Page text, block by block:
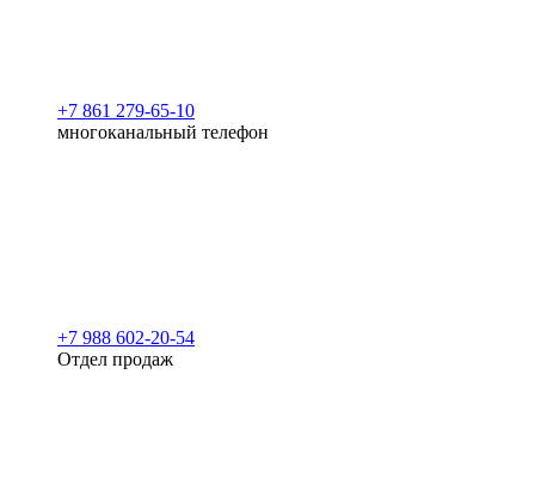
+7 861 279-65-10
многоканальный телефон
+7 988 602-20-54
Отдел продаж